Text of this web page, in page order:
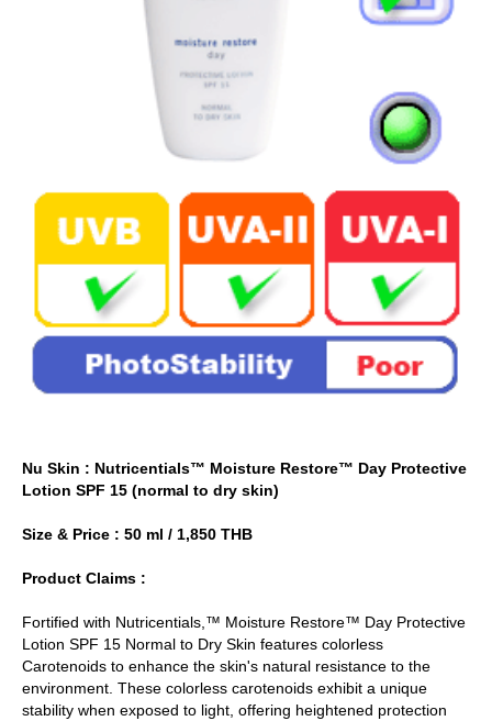
Nu Skin : Nutricentials™ Moisture Restore™ Day Protective
Lotion SPF 15 (normal to dry skin)
Size & Price : 50 ml / 1,850 THB
Product Claims :
Fortified with Nutricentials,™ Moisture Restore™ Day Protective
Lotion SPF 15 Normal to Dry Skin features colorless
Carotenoids to enhance the skin's natural resistance to the
environment. These colorless carotenoids exhibit a unique
stability when exposed to light, offering heightened protection